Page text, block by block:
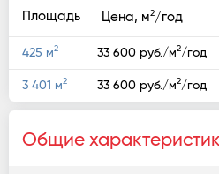
Площадь Цена, м2/год
425 м2 33 600 руб./м2/год
3 401 м2 33 600 руб./м2/год
Общие